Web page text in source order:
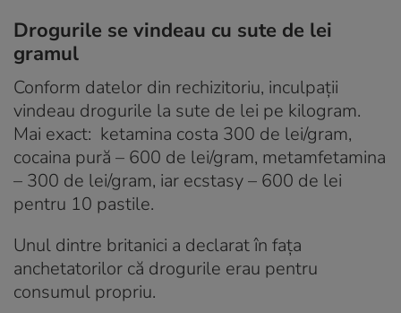
Drogurile se vindeau cu sute de lei
gramul
Conform datelor din rechizitoriu, inculpații
vindeau drogurile la sute de lei pe kilogram.
Mai exact: ketamina costa 300 de lei/gram,
cocaina pură – 600 de lei/gram, metamfetamina
– 300 de lei/gram, iar ecstasy – 600 de lei
pentru 10 pastile.
Unul dintre britanici a declarat în fața
anchetatorilor că drogurile erau pentru
consumul propriu.